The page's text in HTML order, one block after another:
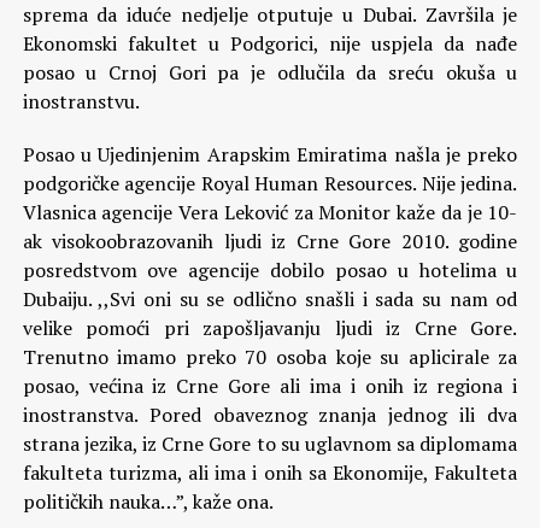
sprema da iduće nedjelje otputuje u Dubai. Završila je
Ekonomski fakultet u Podgorici, nije uspjela da nađe
posao u Crnoj Gori pa je odlučila da sreću okuša u
inostranstvu.
Posao u Ujedinjenim Arapskim Emiratima našla je preko
podgoričke agencije Royal Human Resources. Nije jedina.
Vlasnica agencije Vera Leković za Monitor kaže da je 10-
ak visokoobrazovanih ljudi iz Crne Gore 2010. godine
posredstvom ove agencije dobilo posao u hotelima u
Dubaiju. ,,Svi oni su se odlično snašli i sada su nam od
velike pomoći pri zapošljavanju ljudi iz Crne Gore.
Trenutno imamo preko 70 osoba koje su aplicirale za
posao, većina iz Crne Gore ali ima i onih iz regiona i
inostranstva. Pored obaveznog znanja jednog ili dva
strana jezika, iz Crne Gore to su uglavnom sa diplomama
fakulteta turizma, ali ima i onih sa Ekonomije, Fakulteta
političkih nauka…”, kaže ona.